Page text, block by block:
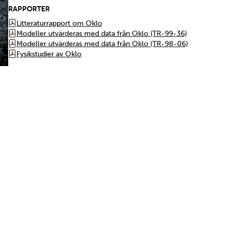
RAPPORTER
Litteraturrapport om Oklo
Modeller utvärderas med data från Oklo (TR-99-36)
Modeller utvärderas med data från Oklo (TR-98-06)
Fysikstudier av Oklo